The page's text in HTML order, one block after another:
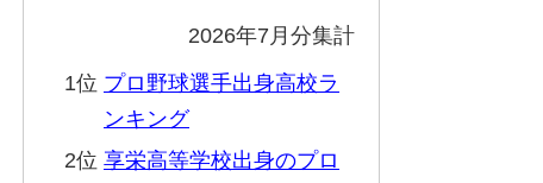
2026年7月分集計
1位 プロ野球選手出身高校ラ
ンキング
2位 享栄高等学校出身のプロ